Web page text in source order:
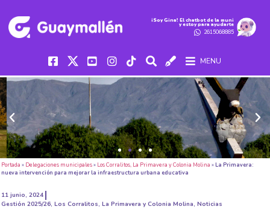
iSoy Gina! El chatbot de la muni
y estoy para ayudarte
2615068885
MENU
Portada » Delegaciones municipales» Los Corralitos, La Primavera y Colonia Molina »La Primavera:
nueva intervención para mejorar la infraestructura urbana educativa
11 junio, 2024
Gestión 2025/26, Los Corralitos, La Primavera y Colonia Molina, Noticias